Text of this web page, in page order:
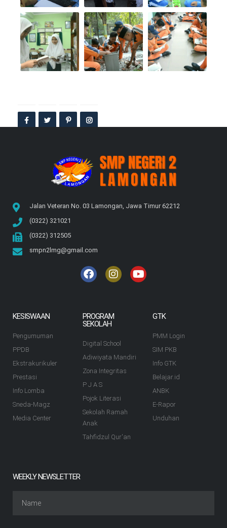
Jalan Veteran No. 03 Lamongan, Jawa Timur 62212
(0322) 321021
(0322) 312505
smpn2lmg@gmail.com
KESISWAAN
Pengumuman
PPDB
Ekstrakurikuler
Prestasi
Info Lomba
Sneda-Magz
Media Center
PROGRAM
SEKOLAH
Digital School
Adiwiyata Mandiri
Zona Integritas
P J A S
Pojok Literasi
Sekolah Ramah
Anak
Tahfidzul Qur'an
GTK
PMM Login
SIM PKB
Info GTK
Belajar.id
ANBK
E-Rapor
Unduhan
WEEKLY NEWSLETTER